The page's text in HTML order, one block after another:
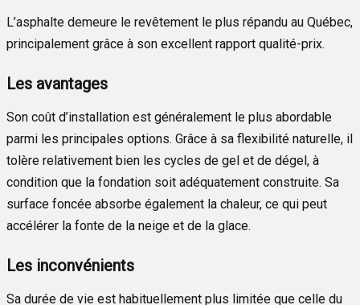
L’asphalte demeure le revêtement le plus répandu au Québec,
principalement grâce à son excellent rapport qualité-prix.
Les avantages
Son coût d’installation est généralement le plus abordable
parmi les principales options. Grâce à sa flexibilité naturelle, il
tolère relativement bien les cycles de gel et de dégel, à
condition que la fondation soit adéquatement construite. Sa
surface foncée absorbe également la chaleur, ce qui peut
accélérer la fonte de la neige et de la glace.
Les inconvénients
Sa durée de vie est habituellement plus limitée que celle du